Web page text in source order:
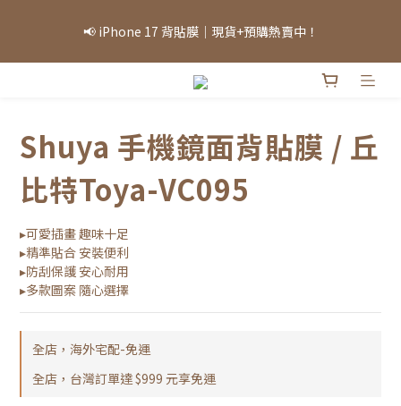
庫存為準，敬請見諒。」
📢 iPhone 17 背貼膜｜現貨+預購熱賣中！
「因部分商品熱銷，部分庫存可能需等候，實際出貨情況將依當日
Shuya 手機鏡面背貼膜 / 丘
比特Toya-VC095
▸可愛插畫 趣味十足
▸精準貼合 安裝便利
▸防刮保護 安心耐用
▸多款圖案 隨心選擇
全店，海外宅配-免運
全店，台灣訂單達 $999 元享免運